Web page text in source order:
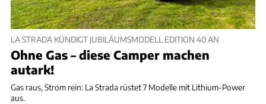
LA STRADA KÜNDIGT JUBILÄUMSMODELL EDITION 40 AN
Ohne Gas – diese Camper machen
autark!
Gas raus, Strom rein: La Strada rüstet 7 Modelle mit Lithium-Power
aus.